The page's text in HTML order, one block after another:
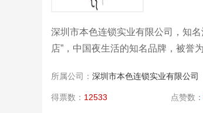
深圳市本色连锁实业有限公司，知
店”，中国夜生活的知名品牌，被誉
所属公司： 深圳市本色连锁实业有限公司
得票数： 12533 点赞数：